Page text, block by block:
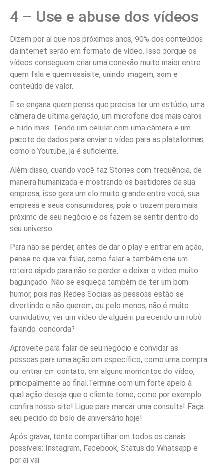
4 – Use e abuse dos vídeos
Dizem por ai que nos próximos anos, 90% dos conteúdos
da internet serão em formato de vídeo. Isso porque os
vídeos conseguem criar uma conexão muito maior entre
quem fala e quem assisite, unindo imagem, som e
conteúdo de valor.
E se engana quem pensa que precisa ter um estúdio, uma
câmera de ultima geração, um microfone dos mais caros
e tudo mais. Tendo um celular com uma câmera e um
pacote de dados para enviar o vídeo para as plataformas
como o Youtube, já é suficiente.
Além disso, quando você faz Stories com frequência, de
maneira humanizada e mostrando os bastidores da sua
empresa, isso gera um elo muito grande entre você, sua
empresa e seus consumidores, pois o trazem para mais
próximo de seu negócio e os fazem se sentir dentro do
seu universo.
Para não se perder, antes de dar o play e entrar em ação,
pense no que vai falar, como falar e também crie um
roteiro rápido para não se perder e deixar o vídeo muito
bagunçado. Não se esqueça também de ter um bom
humor, pois nas Redes Sociais as pessoas estão se
divertindo e não querem, ou pelo menos, não é muito
convidativo, ver um vídeo de alguém parecendo um robô
falando, concorda?
Aproveite para falar de seu negócio e convidar as
pessoas para uma ação em específico, como uma compra
ou entrar em contato, em alguns momentos do vídeo,
principalmente ao final.Termine com um forte apelo à
qual ação deseja que o cliente tome, como por exemplo:
confira nosso site! Ligue para marcar uma consulta! Faça
seu pedido do bolo de aniversário hoje!
Após gravar, tente compartilhar em todos os canais
possíveis: Instagram, Facebook, Status do Whatsapp e
por ai vai.